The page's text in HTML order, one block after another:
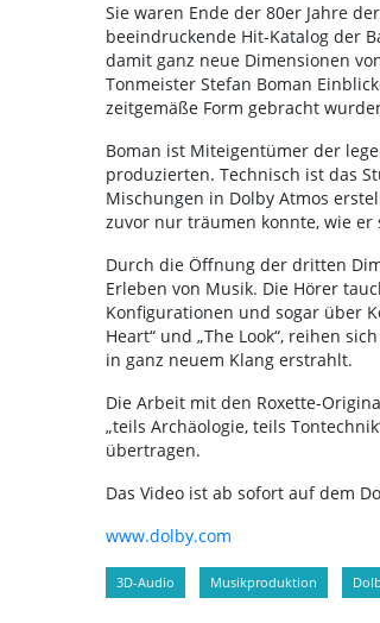
Sie waren Ende der 80er Jahre
beeindruckende Hit-Katalog der
damit ganz neue Dimensionen
Tonmeister Stefan Boman
zeitgemäße Form gebracht
Boman ist Miteigentümer der
produzierten. Technisch ist das
Mischungen in Dolby Atmos
zuvor nur träumen konnte, wie er
Durch die Öffnung der dritten
Erleben von Musik. Die Hörer
Konfigurationen und sogar über
Heart“ und „The Look“, reihen
in ganz neuem Klang erstrahlt.
Die Arbeit mit den Roxette-
„teils Archäologie, teils
übertragen.
Das Video ist ab sofort auf dem
www.dolby.com
3D-Audio Musikproduktion